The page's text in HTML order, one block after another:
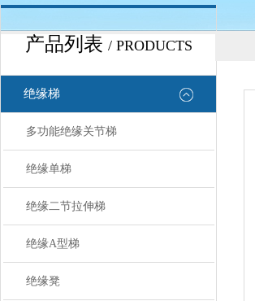
产品列表 / PRODUCTS
绝缘梯
多功能绝缘关节梯
绝缘单梯
绝缘二节拉伸梯
绝缘A型梯
绝缘凳